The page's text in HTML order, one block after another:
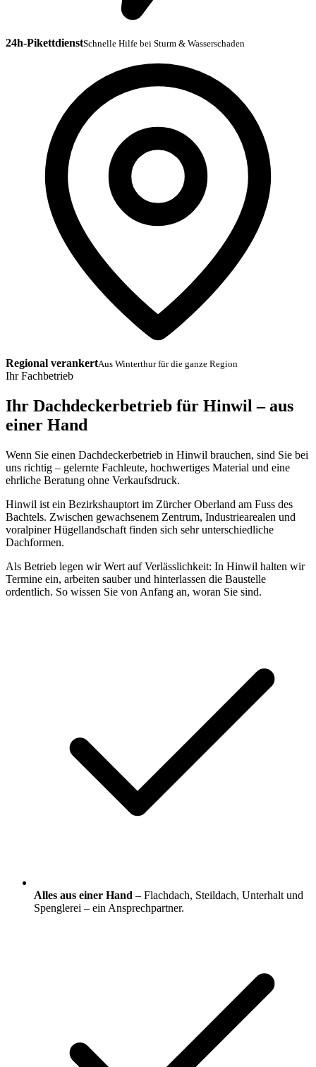
24h-PikettdienstSchnelle Hilfe bei Sturm & Wasserschaden
Regional verankertAus Winterthur für die ganze Region
Ihr Fachbetrieb
Ihr Dachdeckerbetrieb für Hinwil – aus
einer Hand
Wenn Sie einen Dachdeckerbetrieb in Hinwil brauchen, sind Sie bei
uns richtig – gelernte Fachleute, hochwertiges Material und eine
ehrliche Beratung ohne Verkaufsdruck.
Hinwil ist ein Bezirkshauptort im Zürcher Oberland am Fuss des
Bachtels. Zwischen gewachsenem Zentrum, Industriearealen und
voralpiner Hügellandschaft finden sich sehr unterschiedliche
Dachformen.
Als Betrieb legen wir Wert auf Verlässlichkeit: In Hinwil halten wir
Termine ein, arbeiten sauber und hinterlassen die Baustelle
ordentlich. So wissen Sie von Anfang an, woran Sie sind.
Alles aus einer Hand – Flachdach, Steildach, Unterhalt und
Spenglerei – ein Ansprechpartner.